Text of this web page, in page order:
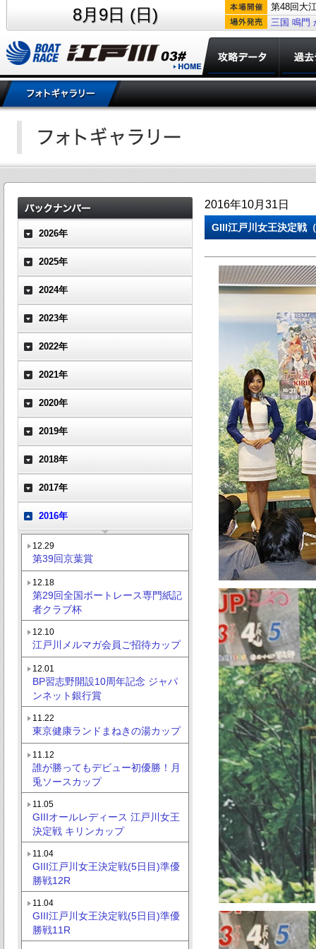
8月9日 (日)
第48回大
三国 鳴門
2026年
2025年
2024年
2023年
2022年
2021年
2020年
2019年
2018年
2017年
2016年
12.29
第39回京葉賞
12.18
第29回全国ボートレース専門紙記
者クラブ杯
12.10
江戸川メルマガ会員ご招待カップ
12.01
BP習志野開設10周年記念 ジャパ
ンネット銀行賞
11.22
東京健康ランドまねきの湯カップ
11.12
誰が勝ってもデビュー初優勝！月
兎ソースカップ
11.05
GIIIオールレディース 江戸川女王
決定戦 キリンカップ
11.04
GIII江戸川女王決定戦(5日目)準優
勝戦12R
11.04
GIII江戸川女王決定戦(5日目)準優
勝戦11R
2016年10月31日
GIII江戸川女王決定戦